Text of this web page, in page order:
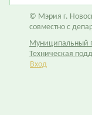
© Мэрия г.
совместно с
Муниципальный
Техническая
Вход